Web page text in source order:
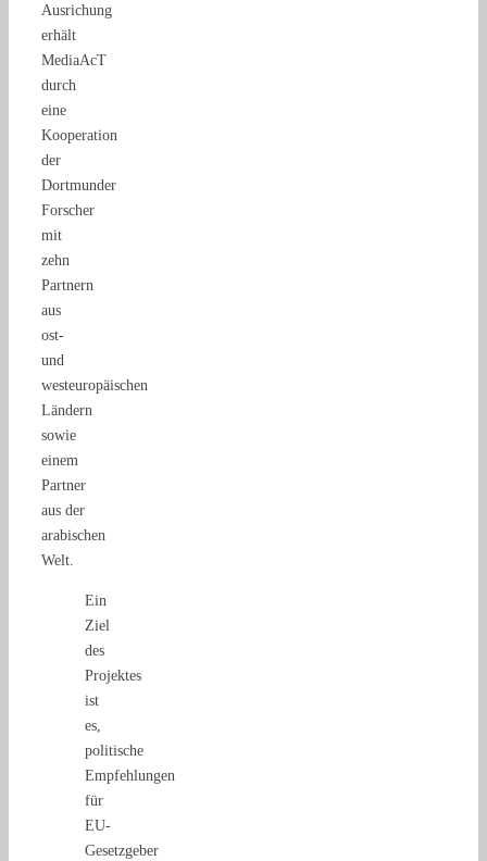
Ausrichung
erhält
MediaAcT
durch
eine
Kooperation
der
Dortmunder
Forscher
mit
zehn
Partnern
aus
ost-
und
westeuropäischen
Ländern
sowie
einem
Partner
aus der
arabischen
Welt.
Ein
Ziel
des
Projektes
ist
es,
politische
Empfehlungen
für
EU-
Gesetzgeber